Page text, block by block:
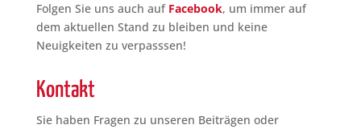
t
i
v
:
Folgen Sie uns auch auf Facebook, um immer auf
dem aktuellen Stand zu bleiben und keine
Neuigkeiten zu verpasssen!
Kontakt
Sie haben Fragen zu unseren Beiträgen oder